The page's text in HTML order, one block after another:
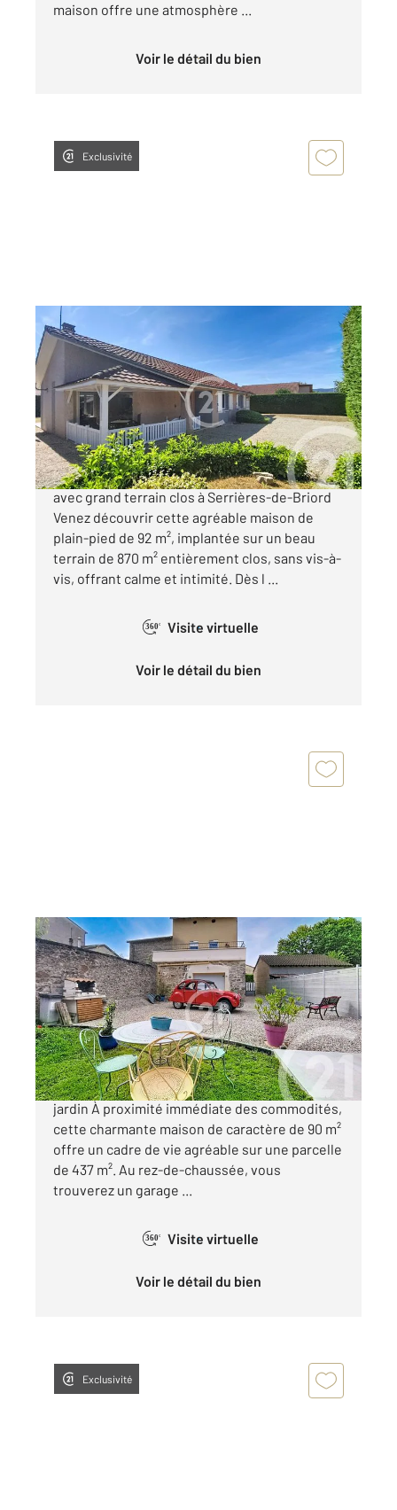
maison offre une atmosphère ...
Voir le détail du bien
Exclusivité
SERRIERES DE BRIORD 01
92,32 m2, 4 pièces
Ref : 1333
Maison à vendre
249 000 €
En Exclusivité Maison de plain-pied lumineuse
avec grand terrain clos à Serrières-de-Briord
Venez découvrir cette agréable maison de
plain-pied de 92 m², implantée sur un beau
terrain de 870 m² entièrement clos, sans vis-à-
vis, offrant calme et intimité. Dès l ...
360° Visite virtuelle
Voir le détail du bien
LAGNIEU 01
90,22 m2, 4 pièces
Ref : 1335
Maison à vendre
245 000 €
Maison de caractère à Lagnieu 90 m² avec
jardin À proximité immédiate des commodités,
cette charmante maison de caractère de 90 m²
offre un cadre de vie agréable sur une parcelle
de 437 m². Au rez-de-chaussée, vous
trouverez un garage ...
360° Visite virtuelle
Voir le détail du bien
Exclusivité